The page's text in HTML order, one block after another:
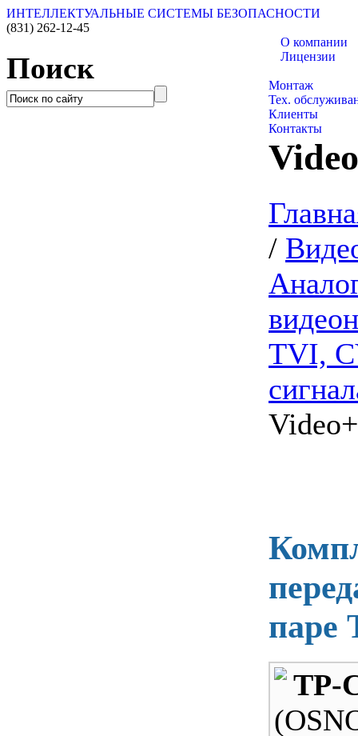
ИНТЕЛЛЕКТУАЛЬНЫЕ СИСТЕМЫ БЕЗОПАСНОСТИ
(831) 262-12-45
Поиск
О компании
Лицензии
Монтаж
Тех.
Клиенты
Контакты
/
TVI,
паре
TP-